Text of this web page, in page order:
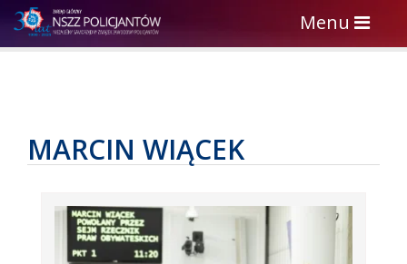
Toggle
navigation
Menu
MARCIN WIĄCEK